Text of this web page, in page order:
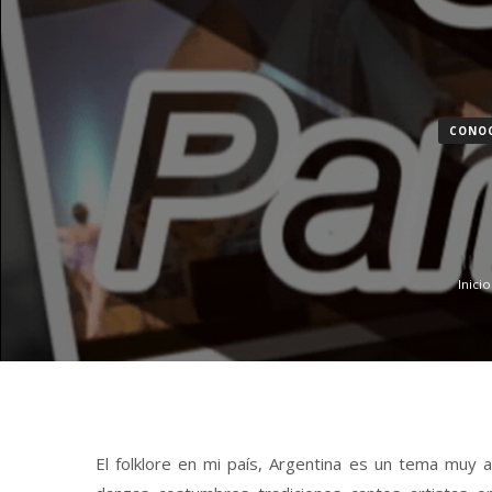
Inicio
El folklore en mi país, Argentina es un tema muy